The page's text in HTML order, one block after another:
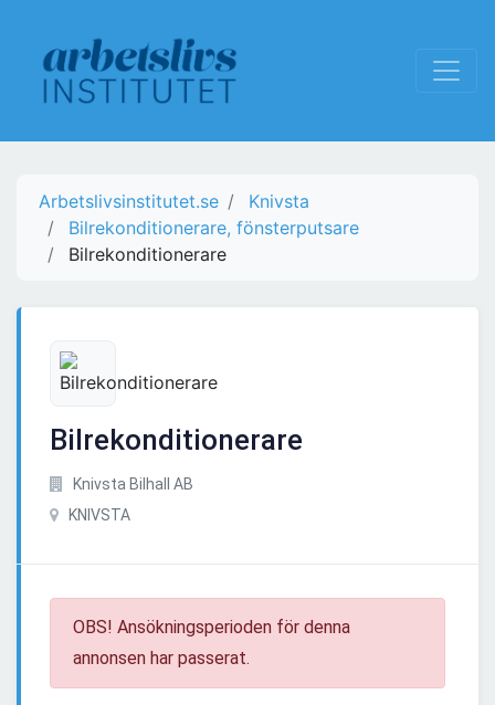
Arbetslivsinstitutet.se
Knivsta
Bilrekonditionerare, fönsterputsare
Bilrekonditionerare
Bilrekonditionerare
Knivsta Bilhall AB
KNIVSTA
OBS! Ansökningsperioden för denna
annonsen har passerat.